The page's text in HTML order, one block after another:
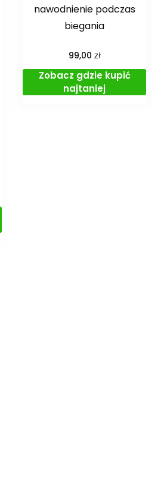
nawodnienie podczas
biegania
99,00 zł
Zobacz gdzie kupić
najtaniej